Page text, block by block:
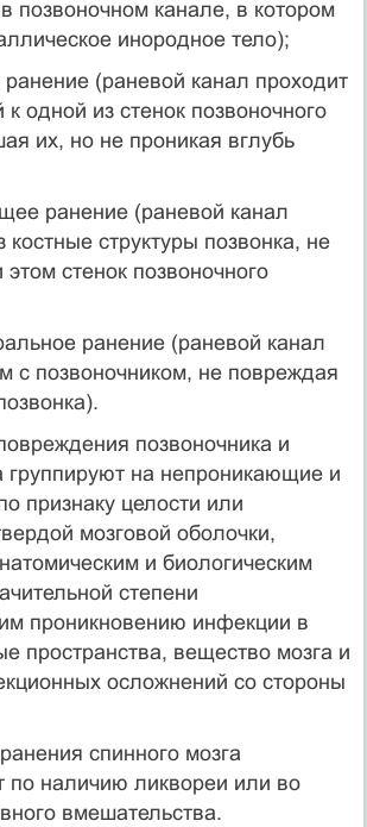
позвоночном канале, в котором
инородное тело);
ранение (раневой канал проходит
к одной из стенок позвоночного
их, но не проникая вглубь
ранение (раневой канал
костные структуры позвонка, не
стенок позвоночного
ранение (раневой канал
с позвоночником, не повреждая
позвоночника и
группируют на непроникающие и
признаку целости или
мозговой оболочки,
и биологическим
степени
проникновению инфекции в
пространства, вещество мозга и
осложнений со стороны
спинного мозга
по наличию ликвореи или во
вмешательства.